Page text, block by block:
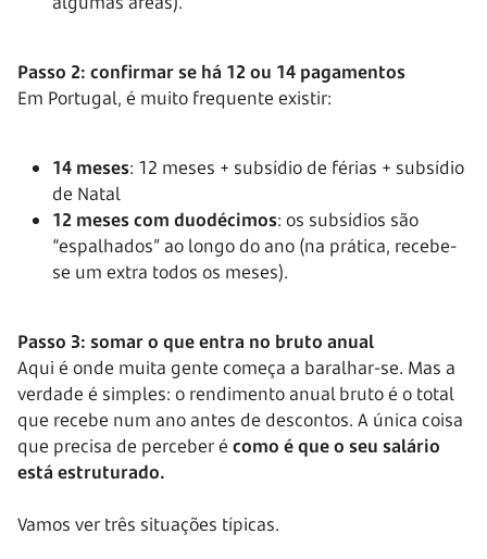
Passo 2: confirmar se há 12 ou 14 pagamentos
Em Portugal, é muito frequente existir:
14 meses: 12 meses + subsídio de férias + subsídio
de Natal
12 meses com duodécimos: os subsídios são
“espalhados” ao longo do ano (na prática, recebe-
se um extra todos os meses).
Passo 3: somar o que entra no bruto anual
Aqui é onde muita gente começa a baralhar-se. Mas a
verdade é simples: o rendimento anual bruto é o total
que recebe num ano antes de descontos. A única coisa
que precisa de perceber é como é que o seu salário
está estruturado.
Vamos ver três situações típicas.